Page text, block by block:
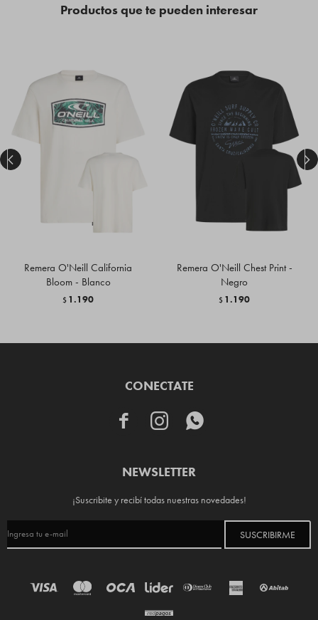
Productos que te pueden interesar
Remera O'Neill California
Bloom - Blanco
$ 1.190
Remera O'Neill Chest Print -
Negro
$ 1.190
 
CONECTATE
  
NEWSLETTER
¡Suscribite y recibí todas nuestras novedades!
SUSCRIBIRME